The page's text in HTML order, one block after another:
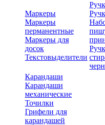
Маркеры
Маркеры
перманентные
Маркеры для
досок
Текстовыделители
Карандаши
Карандаши
механические
Точилки
Грифели для
карандашей